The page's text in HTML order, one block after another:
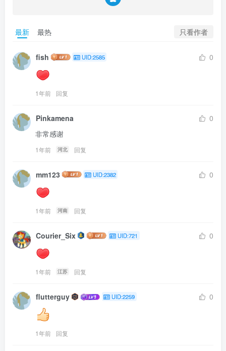
最新 最热 只看作者
fish UID:2585 0
1年前 回复
Pinkamena
0
非常感谢
1年前 河北 回复
mm123 UID:2382 0
1年前 河南 回复
Courier_Six UID:721 0
1年前 江苏 回复
flutterguy UID:2259 0
1年前 回复